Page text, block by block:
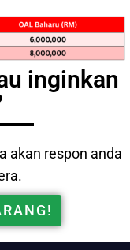
inginkan
akan respon anda